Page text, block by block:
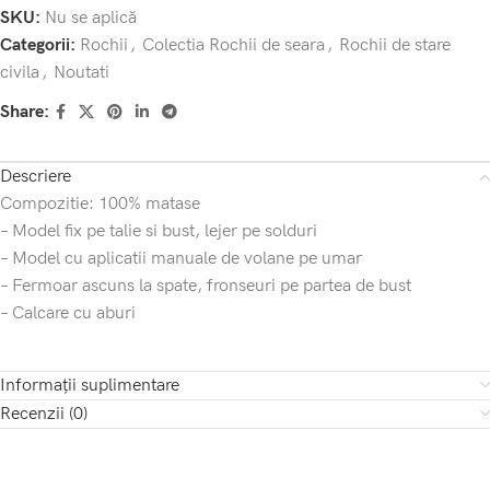
SKU: Nu se aplică
Categorii: Rochii , Colectia Rochii de seara , Rochii de stare
civila , Noutati
Share:
Descriere
Compozitie: 100% matase
– Model fix pe talie si bust, lejer pe solduri
– Model cu aplicatii manuale de volane pe umar
– Fermoar ascuns la spate, fronseuri pe partea de bust
– Calcare cu aburi
Informații suplimentare
Recenzii (0)